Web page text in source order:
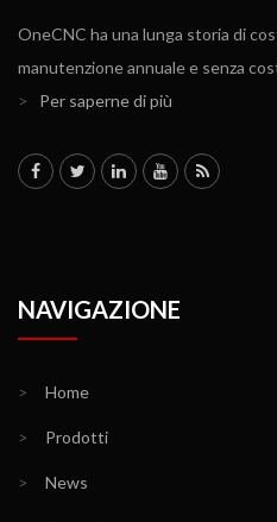
OneCNC ha una lunga storia di
manutenzione annuale e senza
>
Per saperne di più
NAVIGAZIONE
> Home
> Prodotti
> News